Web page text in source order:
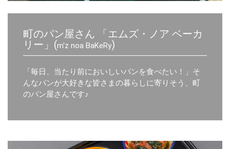
町のパン屋さん 「エムズ・ノア ベーカ
リー」(m'z noa BaKeRy)
「毎日、当たり前においしいパンを食べたい！」そ
んなパンが大好きな皆さまの暮らしに寄りそう、町
のパン屋さんです♪